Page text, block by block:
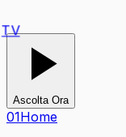
TV
Ascolta Ora
01Home